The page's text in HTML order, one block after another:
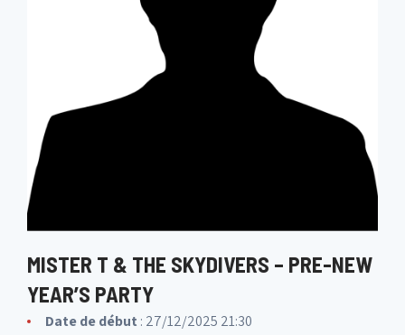
MISTER T & THE SKYDIVERS – PRE-NEW
YEAR’S PARTY
Date de début : 27/12/2025 21:30